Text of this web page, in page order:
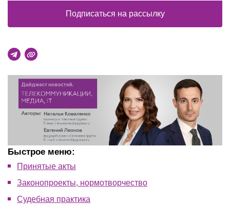
Быстрое меню:
Принятые акты
Законопроекты, нормотворчество
Судебная практика
Подписаться на рассылку